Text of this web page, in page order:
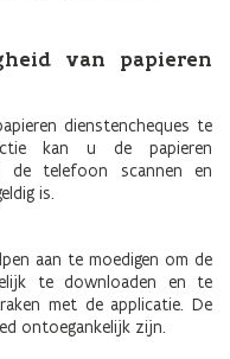
van papieren
dienstencheques te
kan u de papieren
de telefoon scannen en
is.
aan te moedigen om de
te downloaden en te
met de applicatie. De
ontoegankelijk zijn.